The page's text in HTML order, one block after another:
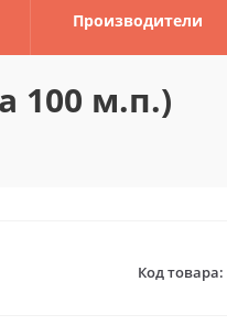
Производители
100 м.п.)
Код товара: